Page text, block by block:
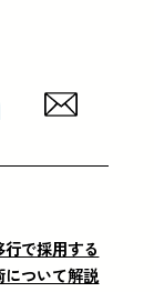
で採用する
について解説